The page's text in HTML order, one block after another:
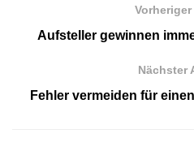
Aufsteller gewinnen
Nächster
Fehler vermeiden für